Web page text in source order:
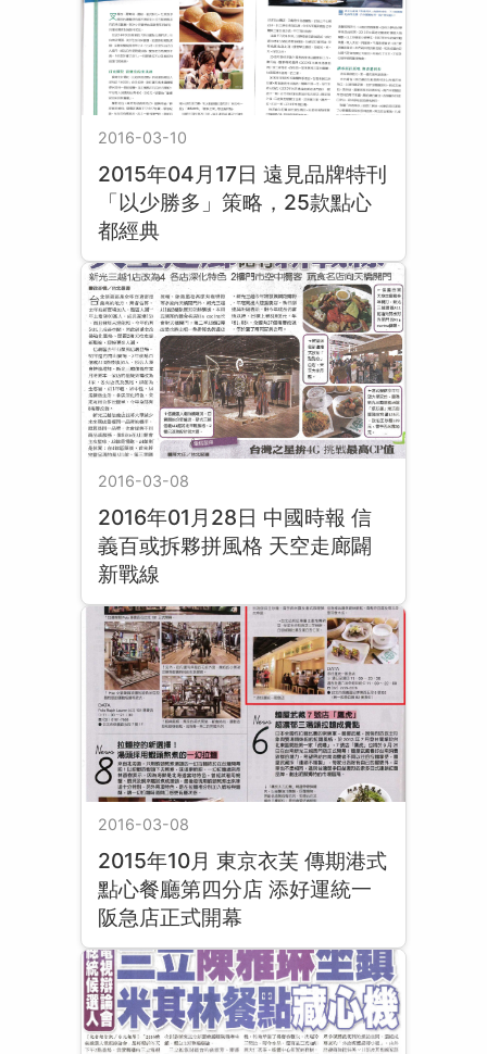
2016-03-10
2015年04月17日 遠見品牌特刊
「以少勝多」策略，25款點心
都經典
2016-03-08
2016年01月28日 中國時報 信
義百或拆夥拼風格 天空走廊闢
新戰線
2016-03-08
2015年10月 東京衣芙 傳期港式
點心餐廳第四分店 添好運統一
阪急店正式開幕